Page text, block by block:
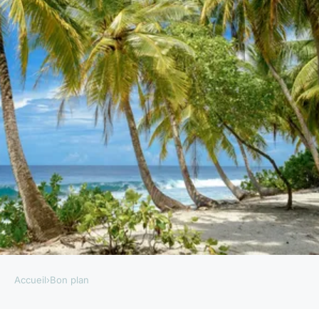
BON PLAN
Accueil›Bon plan